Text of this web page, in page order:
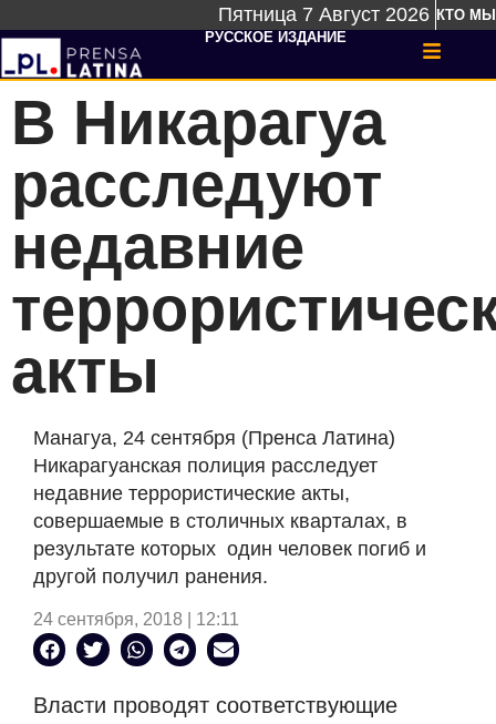
Пятница 7 Август 2026 КТО МЫ
РУССКОЕ ИЗДАНИЕ
В Никарагуа
расследуют
недавние
акты
Манагуа, 24 сентября (Пренса Латина)
Никарагуанская полиция расследует
недавние террористические акты,
совершаемые в столичных кварталах, в
результате которых один человек погиб и
другой получил ранения.
24 сентября, 2018 | 12:11
Власти проводят соответствующие